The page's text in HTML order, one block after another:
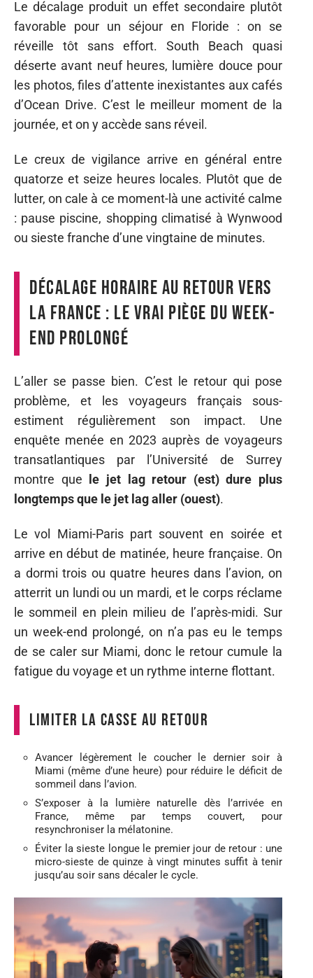
Le décalage produit un effet secondaire plutôt
favorable pour un séjour en Floride : on se
réveille tôt sans effort. South Beach quasi
déserte avant neuf heures, lumière douce pour
les photos, files d’attente inexistantes aux cafés
d’Ocean Drive. C’est le meilleur moment de la
journée, et on y accède sans réveil.
Le creux de vigilance arrive en général entre
quatorze et seize heures locales. Plutôt que de
lutter, on cale à ce moment-là une activité calme
: pause piscine, shopping climatisé à Wynwood
ou sieste franche d’une vingtaine de minutes.
Décalage horaire au retour vers
la France : le vrai piège du week-
end prolongé
L’aller se passe bien. C’est le retour qui pose
problème, et les voyageurs français sous-
estiment régulièrement son impact. Une
enquête menée en 2023 auprès de voyageurs
transatlantiques par l’Université de Surrey
montre que le jet lag retour (est) dure plus
longtemps que le jet lag aller (ouest).
Le vol Miami-Paris part souvent en soirée et
arrive en début de matinée, heure française. On
a dormi trois ou quatre heures dans l’avion, on
atterrit un lundi ou un mardi, et le corps réclame
le sommeil en plein milieu de l’après-midi. Sur
un week-end prolongé, on n’a pas eu le temps
de se caler sur Miami, donc le retour cumule la
fatigue du voyage et un rythme interne flottant.
Limiter la casse au retour
Avancer légèrement le coucher le dernier soir à
Miami (même d’une heure) pour réduire le déficit de
sommeil dans l’avion.
S’exposer à la lumière naturelle dès l’arrivée en
France, même par temps couvert, pour
resynchroniser la mélatonine.
Éviter la sieste longue le premier jour de retour : une
micro-sieste de quinze à vingt minutes suffit à tenir
jusqu’au soir sans décaler le cycle.